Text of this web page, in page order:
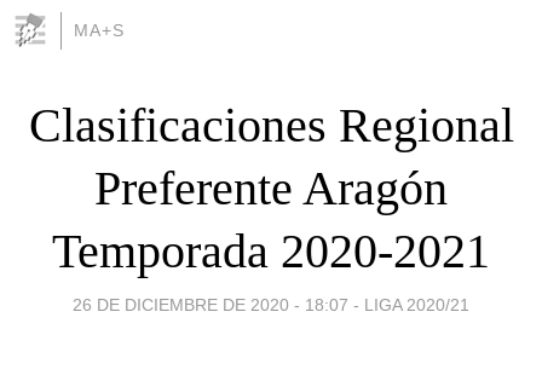
MA+S
Clasificaciones Regional
Preferente Aragón
Temporada 2020-2021
26 DE DICIEMBRE DE 2020 - 18:07 - LIGA 2020/21